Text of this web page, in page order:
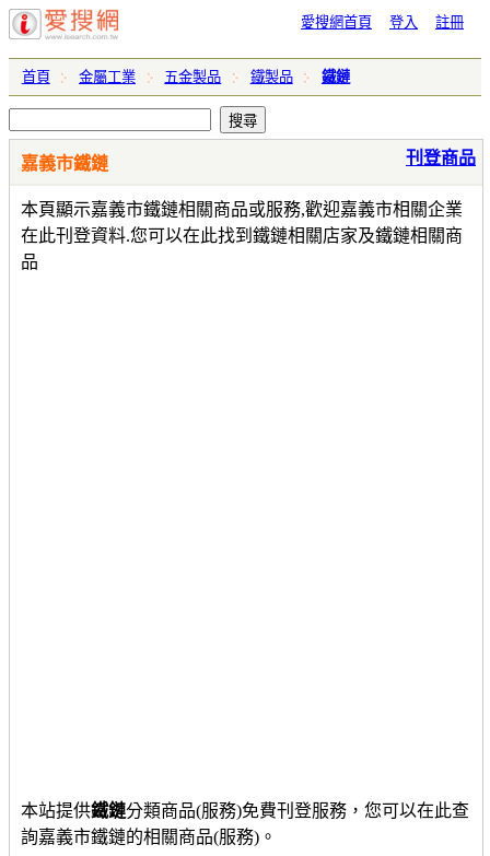
愛搜網首頁 登入 註冊
首頁 金屬工業 五金製品 鐵製品 鐵鏈
嘉義市鐵鏈
本頁顯示嘉義市鐵鏈相關商品或服務,歡迎嘉義市相關企業
在此刊登資料.您可以在此找到鐵鏈相關店家及鐵鏈相關商
品
刊登商品
本站提供鐵鏈分類商品(服務)免費刊登服務，您可以在此查
詢嘉義市鐵鏈的相關商品(服務)。